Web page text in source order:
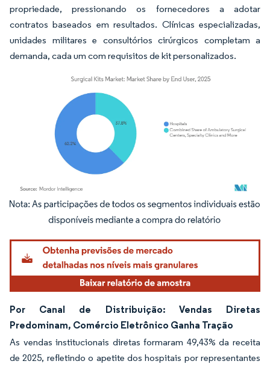
propriedade, pressionando os fornecedores a adotar
contratos baseados em resultados. Clínicas especializadas,
unidades militares e consultórios cirúrgicos completam a
demanda, cada um com requisitos de kit personalizados.
Imagem © Mordor Intelligence. O reuso requer atribuição conforme CC BY 4.0.
Por Canal de Distribuição: Vendas Diretas
Predominam, Comércio Eletrônico Ganha Tração
As vendas institucionais diretas formaram 49,43% da receita
de 2025, refletindo o apetite dos hospitais por representantes